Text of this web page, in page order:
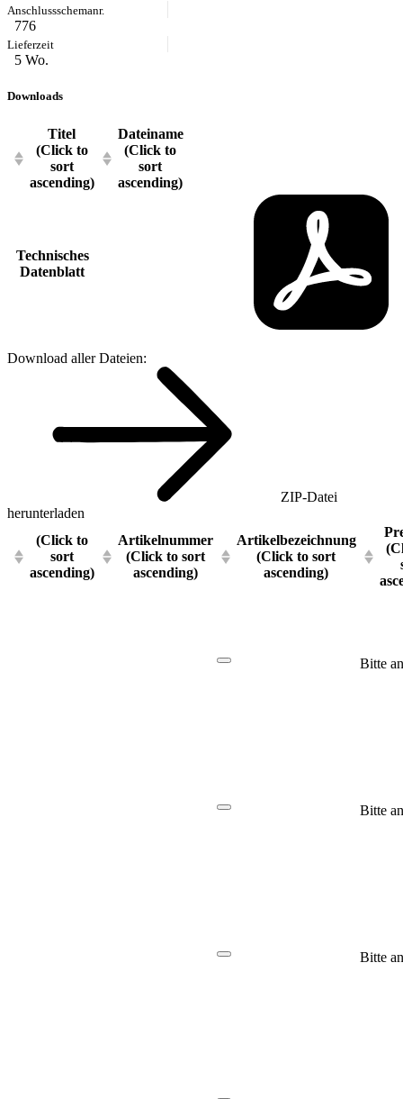
776
5 Wo.
Downloads
Titel
(Click to
sort
ascending)
Dateiname
(Click to
sort
ascending)
Technisches
Datenblatt
Download aller Dateien:
ZIP-Datei
herunterladen
(Click to
sort
ascending)
Artikelnummer
(Click to sort
ascending)
Artikelbezeichnung
(Click to sort
ascending)
Bitte
Bitte
Bitte